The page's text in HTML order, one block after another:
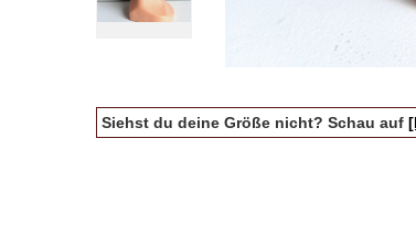
Siehst du deine Größe nicht? Schau auf